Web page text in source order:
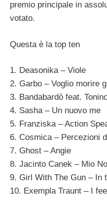
premio principale in
votato.
Questa è la top ten
1. Deasonika – Viole
2. Garbo – Voglio morire
3. Bandabardò feat.
4. Sasha – Un nuovo me
5. Franziska – Action
6. Cosmica – Percezioni
7. Ghost – Angie
8. Jacinto Canek – Mio
9. Girl With The Gun – In
10. Exempla Traunt – I